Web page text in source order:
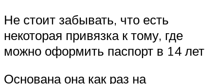
Не стоит забывать, что есть
некоторая привязка к тому, где
можно оформить паспорт в 14 лет
Основана она как раз на